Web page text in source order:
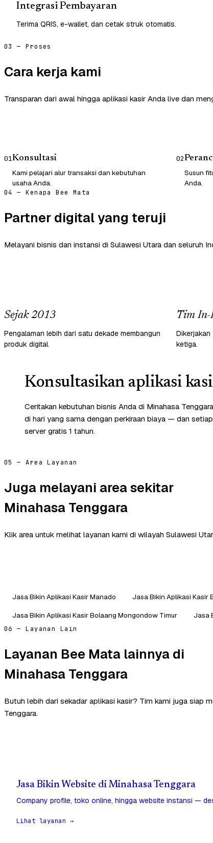
Integrasi Pembayaran
Terima QRIS, e-wallet, dan cetak struk otomatis.
03 — Proses
Cara kerja kami
Transparan dari awal hingga aplikasi kasir Anda live dan
01Konsultasi
Kami pelajari alur transaksi dan kebutuhan
usaha Anda.
02
Susun
Anda.
04 — Kenapa Bee Mata
Partner digital yang teruji
Melayani bisnis dan instansi di Sulawesi Utara dan seluruh
Sejak 2013
Pengalaman lebih dari satu dekade membangun
produk digital.
Tim In-
ketiga.
Konsultasikan aplikasi
Ceritakan kebutuhan bisnis Anda di Minahasa
di hari yang sama dengan perkiraan biaya — dan
server gratis 1 tahun.
05 — Area Layanan
Juga melayani area sekitar
Minahasa Tenggara
Klik area untuk melihat layanan kami di wilayah Sulawesi
Jasa Bikin Aplikasi Kasir Manado Jasa Bikin Aplikasi Kasir
Jasa Bikin Aplikasi Kasir Bolaang Mongondow Timur
Jasa
06 — Layanan Lain
Layanan Bee Mata lainnya di
Minahasa Tenggara
Butuh lebih dari sekadar aplikasi kasir? Tim kami juga siap
Tenggara.
Jasa Bikin Website di Minahasa Tenggara
Company profile, toko online, hingga website instansi —
Lihat layanan →